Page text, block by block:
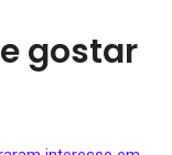
gostar